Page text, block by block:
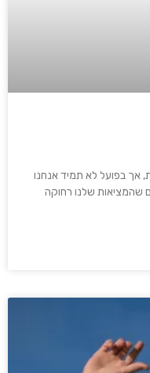
אך בפועל לא תמיד אנחנו
שהמציאות שלנו רחוקה